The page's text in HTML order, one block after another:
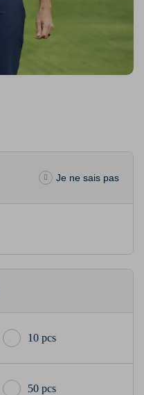
Je ne sais pas
10 pcs
50 pcs